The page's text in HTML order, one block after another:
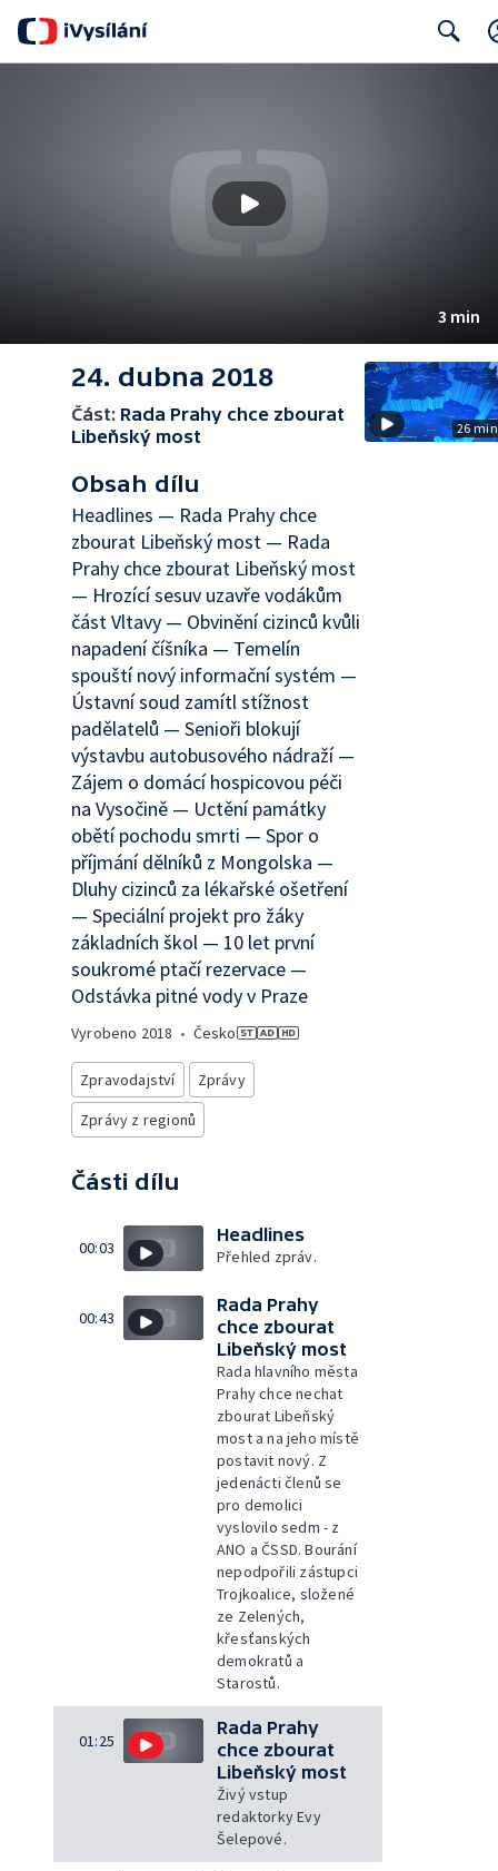
3 min
24. dubna 2018
Část: Rada Prahy chce zbourat
Libeňský most
Obsah dílu
Headlines — Rada Prahy chce
zbourat Libeňský most — Rada
Prahy chce zbourat Libeňský most
— Hrozící sesuv uzavře vodákům
část Vltavy — Obvinění cizinců kvůli
napadení číšníka — Temelín
spouští nový informační systém —
Ústavní soud zamítl stížnost
padělatelů — Senioři blokují
výstavbu autobusového nádraží —
Zájem o domácí hospicovou péči
na Vysočině — Uctění památky
obětí pochodu smrti — Spor o
příjmání dělníků z Mongolska —
Dluhy cizinců za lékařské ošetření
— Speciální projekt pro žáky
základních škol — 10 let první
soukromé ptačí rezervace —
Odstávka pitné vody v Praze
Vyrobeno 2018 • Česko
Zpravodajství
Zprávy
Zprávy z regionů
Části dílu
00:03
Headlines
Přehled zpráv.
00:43
Rada Prahy
chce zbourat
Libeňský most
Rada hlavního města
Prahy chce nechat
zbourat Libeňský
most a na jeho místě
postavit nový. Z
jedenácti členů se
pro demolici
vyslovilo sedm - z
ANO a ČSSD. Bourání
nepodpořili zástupci
Trojkoalice, složené
ze Zelených,
křesťanských
demokratů a
Starostů.
01:25
Rada Prahy
chce zbourat
Libeňský most
Živý vstup
redaktorky Evy
Šelepové.
26 min